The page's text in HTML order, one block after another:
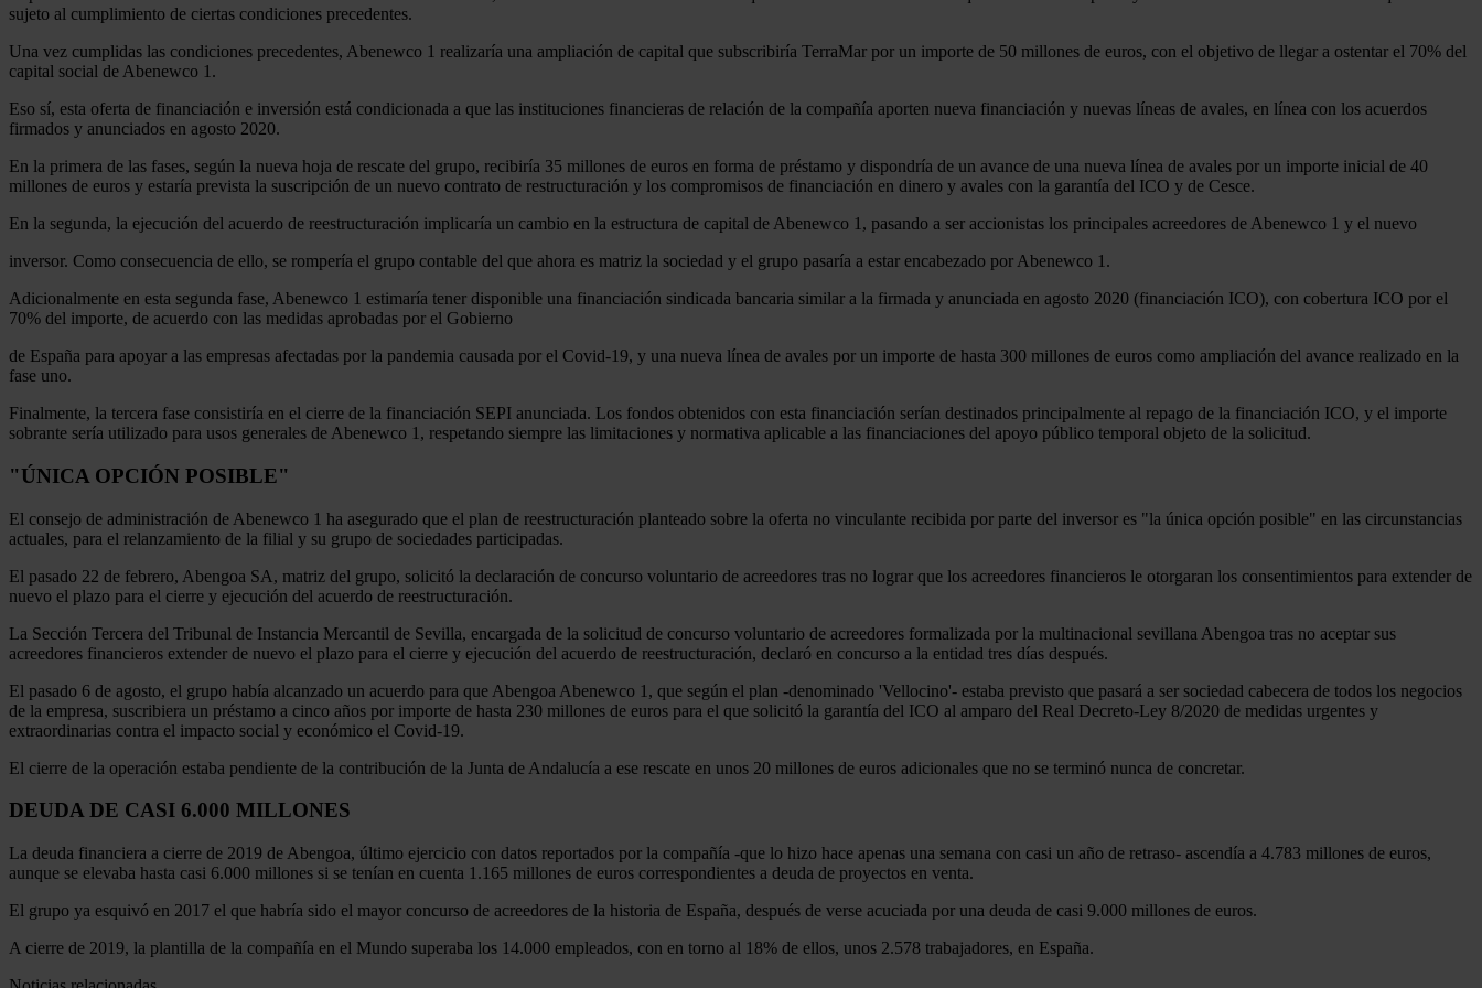
sujeto al cumplimiento de ciertas condiciones precedentes.
Una vez cumplidas las condiciones precedentes, Abenewco 1 realizaría una ampliación de capital que subscribiría TerraMar por un importe de 50 millones de euros, con el objetivo de llegar a ostentar el 70% del
capital social de Abenewco 1.
Eso sí, esta oferta de financiación e inversión está condicionada a que las instituciones financieras de relación de la compañía aporten nueva financiación y nuevas líneas de avales, en línea con los acuerdos
firmados y anunciados en agosto 2020.
En la primera de las fases, según la nueva hoja de rescate del grupo, recibiría 35 millones de euros en forma de préstamo y dispondría de un avance de una nueva línea de avales por un importe inicial de 40
millones de euros y estaría prevista la suscripción de un nuevo contrato de restructuración y los compromisos de financiación en dinero y avales con la garantía del ICO y de Cesce.
En la segunda, la ejecución del acuerdo de reestructuración implicaría un cambio en la estructura de capital de Abenewco 1, pasando a ser accionistas los principales acreedores de Abenewco 1 y el nuevo
inversor. Como consecuencia de ello, se rompería el grupo contable del que ahora es matriz la sociedad y el grupo pasaría a estar encabezado por Abenewco 1.
Adicionalmente en esta segunda fase, Abenewco 1 estimaría tener disponible una financiación sindicada bancaria similar a la firmada y anunciada en agosto 2020 (financiación ICO), con cobertura ICO por el
70% del importe, de acuerdo con las medidas aprobadas por el Gobierno
de España para apoyar a las empresas afectadas por la pandemia causada por el Covid-19, y una nueva línea de avales por un importe de hasta 300 millones de euros como ampliación del avance realizado en la
fase uno.
Finalmente, la tercera fase consistiría en el cierre de la financiación SEPI anunciada. Los fondos obtenidos con esta financiación serían destinados principalmente al repago de la financiación ICO, y el importe
sobrante sería utilizado para usos generales de Abenewco 1, respetando siempre las limitaciones y normativa aplicable a las financiaciones del apoyo público temporal objeto de la solicitud.
"ÚNICA OPCIÓN POSIBLE"
El consejo de administración de Abenewco 1 ha asegurado que el plan de reestructuración planteado sobre la oferta no vinculante recibida por parte del inversor es "la única opción posible" en las circunstancias
actuales, para el relanzamiento de la filial y su grupo de sociedades participadas.
El pasado 22 de febrero, Abengoa SA, matriz del grupo, solicitó la declaración de concurso voluntario de acreedores tras no lograr que los acreedores financieros le otorgaran los consentimientos para extender de
nuevo el plazo para el cierre y ejecución del acuerdo de reestructuración.
La Sección Tercera del Tribunal de Instancia Mercantil de Sevilla, encargada de la solicitud de concurso voluntario de acreedores formalizada por la multinacional sevillana Abengoa tras no aceptar sus
acreedores financieros extender de nuevo el plazo para el cierre y ejecución del acuerdo de reestructuración, declaró en concurso a la entidad tres días después.
El pasado 6 de agosto, el grupo había alcanzado un acuerdo para que Abengoa Abenewco 1, que según el plan -denominado 'Vellocino'- estaba previsto que pasará a ser sociedad cabecera de todos los negocios
de la empresa, suscribiera un préstamo a cinco años por importe de hasta 230 millones de euros para el que solicitó la garantía del ICO al amparo del Real Decreto-Ley 8/2020 de medidas urgentes y
extraordinarias contra el impacto social y económico el Covid-19.
El cierre de la operación estaba pendiente de la contribución de la Junta de Andalucía a ese rescate en unos 20 millones de euros adicionales que no se terminó nunca de concretar.
DEUDA DE CASI 6.000 MILLONES
La deuda financiera a cierre de 2019 de Abengoa, último ejercicio con datos reportados por la compañía -que lo hizo hace apenas una semana con casi un año de retraso- ascendía a 4.783 millones de euros,
aunque se elevaba hasta casi 6.000 millones si se tenían en cuenta 1.165 millones de euros correspondientes a deuda de proyectos en venta.
El grupo ya esquivó en 2017 el que habría sido el mayor concurso de acreedores de la historia de España, después de verse acuciada por una deuda de casi 9.000 millones de euros.
A cierre de 2019, la plantilla de la compañía en el Mundo superaba los 14.000 empleados, con en torno al 18% de ellos, unos 2.578 trabajadores, en España.